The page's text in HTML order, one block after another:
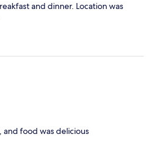
and dinner. Location was
and food was delicious